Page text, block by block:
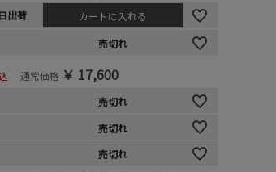
出荷
カートに入れる
売切れ
通常価格 ￥ 17,600
売切れ
売切れ
売切れ